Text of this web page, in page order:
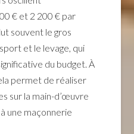
€ et 2 200 € par
souvent le gros
et le levage, qui
du budget. À
permet de réaliser
sur la main-d’œuvre
une maçonnerie